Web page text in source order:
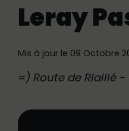
Leray
Mis à jour le 09 Octobre
=) Route de Riaillé -